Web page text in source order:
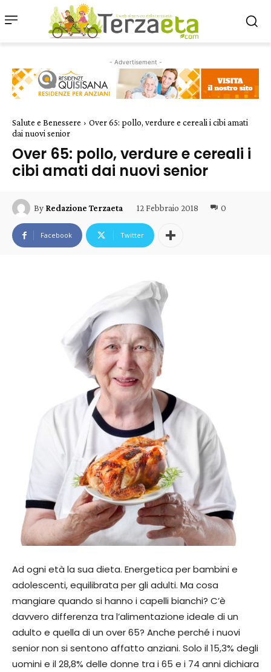
- Advertisement -
Salute e Benessere
Over 65: pollo, verdure e cereali i cibi amati
dai nuovi senior
Over 65: pollo, verdure e cereali i
cibi amati dai nuovi senior
By Redazione Terzaeta 12 Febbraio 2018 0
Facebook Twitter
Ad ogni età la sua dieta. Energetica per bambini e
adolescenti, equilibrata per gli adulti. Ma cosa
mangiare quando si hanno i capelli bianchi? C’è
davvero differenza tra l’alimentazione ideale di un
adulto e quella di un over 65? Anche perché i nuovi
senior non si sentono affatto anziani. Solo il 15,3% degli
uomini e il 28,8% delle donne tra i 65 e i 74 anni dichiara